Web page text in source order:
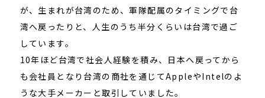
が、生まれが台湾のため、軍隊配属のタイミングで台
湾へ戻ったりと、人生のうち半分くらいは台湾で過ご
しています。
10年ほど台湾で社会人経験を積み、日本へ戻ってから
も会社員となり台湾の商社を通じてAppleやIntelのよ
うな大手メーカーと取引していました。